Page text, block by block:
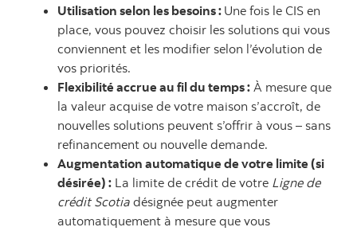
Utilisation selon les besoins : Une fois le CIS en
place, vous pouvez choisir les solutions qui vous
conviennent et les modifier selon l’évolution de
vos priorités.
Flexibilité accrue au fil du temps : À mesure que
la valeur acquise de votre maison s’accroît, de
nouvelles solutions peuvent s’offrir à vous – sans
refinancement ou nouvelle demande.
Augmentation automatique de votre limite (si
désirée) : La limite de crédit de votre Ligne de
crédit Scotia désignée peut augmenter
automatiquement à mesure que vous